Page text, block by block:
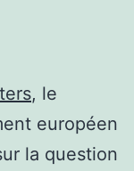
, le
européen
la question